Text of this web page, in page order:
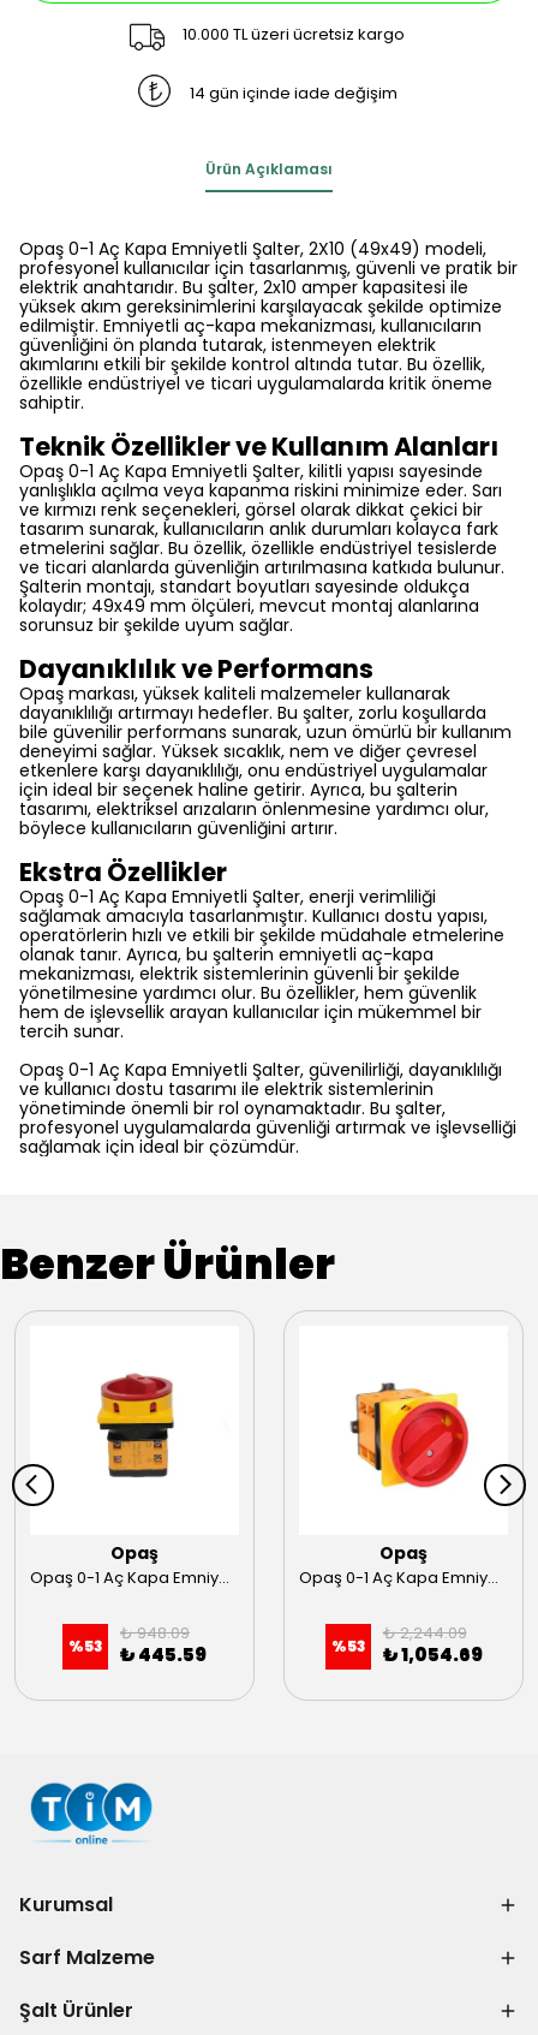
10.000 TL üzeri ücretsiz kargo
14 gün içinde iade değişim
Ürün Açıklaması
Opaş 0-1 Aç Kapa Emniyetli Şalter, 2X10 (49x49) modeli,
profesyonel kullanıcılar için tasarlanmış, güvenli ve pratik bir
elektrik anahtarıdır. Bu şalter, 2x10 amper kapasitesi ile
yüksek akım gereksinimlerini karşılayacak şekilde optimize
edilmiştir. Emniyetli aç-kapa mekanizması, kullanıcıların
güvenliğini ön planda tutarak, istenmeyen elektrik
akımlarını etkili bir şekilde kontrol altında tutar. Bu özellik,
özellikle endüstriyel ve ticari uygulamalarda kritik öneme
sahiptir.
Teknik Özellikler ve Kullanım Alanları
Opaş 0-1 Aç Kapa Emniyetli Şalter, kilitli yapısı sayesinde
yanlışlıkla açılma veya kapanma riskini minimize eder. Sarı
ve kırmızı renk seçenekleri, görsel olarak dikkat çekici bir
tasarım sunarak, kullanıcıların anlık durumları kolayca fark
etmelerini sağlar. Bu özellik, özellikle endüstriyel tesislerde
ve ticari alanlarda güvenliğin artırılmasına katkıda bulunur.
Şalterin montajı, standart boyutları sayesinde oldukça
kolaydır; 49x49 mm ölçüleri, mevcut montaj alanlarına
sorunsuz bir şekilde uyum sağlar.
Dayanıklılık ve Performans
Opaş markası, yüksek kaliteli malzemeler kullanarak
dayanıklılığı artırmayı hedefler. Bu şalter, zorlu koşullarda
bile güvenilir performans sunarak, uzun ömürlü bir kullanım
deneyimi sağlar. Yüksek sıcaklık, nem ve diğer çevresel
etkenlere karşı dayanıklılığı, onu endüstriyel uygulamalar
için ideal bir seçenek haline getirir. Ayrıca, bu şalterin
tasarımı, elektriksel arızaların önlenmesine yardımcı olur,
böylece kullanıcıların güvenliğini artırır.
Ekstra Özellikler
Opaş 0-1 Aç Kapa Emniyetli Şalter, enerji verimliliği
sağlamak amacıyla tasarlanmıştır. Kullanıcı dostu yapısı,
operatörlerin hızlı ve etkili bir şekilde müdahale etmelerine
olanak tanır. Ayrıca, bu şalterin emniyetli aç-kapa
mekanizması, elektrik sistemlerinin güvenli bir şekilde
yönetilmesine yardımcı olur. Bu özellikler, hem güvenlik
hem de işlevsellik arayan kullanıcılar için mükemmel bir
tercih sunar.
Opaş 0-1 Aç Kapa Emniyetli Şalter, güvenilirliği, dayanıklılığı
ve kullanıcı dostu tasarımı ile elektrik sistemlerinin
yönetiminde önemli bir rol oynamaktadır. Bu şalter,
profesyonel uygulamalarda güvenliği artırmak ve işlevselliği
sağlamak için ideal bir çözümdür.
Benzer Ürünler
Opaş
Opaş 0-1 Aç Kapa Emniyetli Şalter 3X16 (66x66)
%53
₺ 948.09
₺ 445.59
Opaş
Opaş 0-1 Aç Kapa Emniyetli Şalter 3X50 (90x90)
%53
₺ 2,244.09
₺ 1,054.69
Kurumsal
Sarf Malzeme
Şalt Ürünler